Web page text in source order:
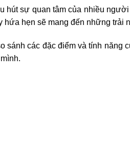
hút sự quan tâm của nhiều
hứa hẹn sẽ mang đến những
sánh các đặc điểm và tính